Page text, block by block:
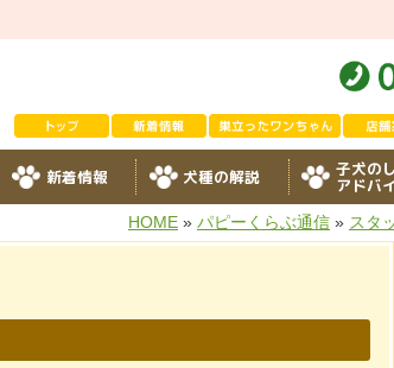
新着情報 犬種の解説 子犬の
アドバ
HOME » パピーくらぶ通信 » スタ